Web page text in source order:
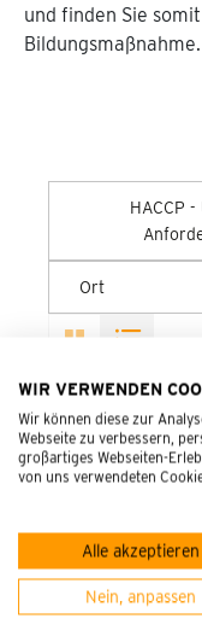
WIR VERWENDEN
Wir können diese zur
Webseite zu verbessern,
großartiges Webseiten-
von uns verwendeten
Alle akzeptieren
Nein, anpassen
und finden Sie
Bildungsmaßnahme.
HACCP
Alle Kategorien
Ort
Alle Orte
Onlineseminar
HACCP –
Küchen- und
Dieses Seminar